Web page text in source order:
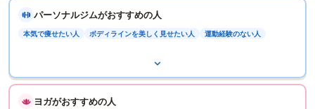
パーソナルジムがおすすめの人
本気で痩せたい人 ボディラインを美しく見せたい人 運動経験のない人
ヨガがおすすめの人